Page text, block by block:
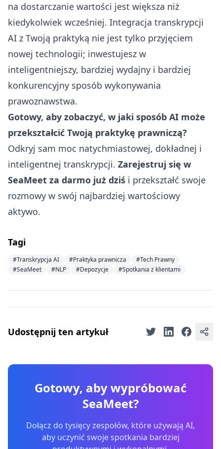
na dostarczanie wartości jest większa niż
kiedykolwiek wcześniej. Integracja transkrypcji
AI z Twoją praktyką nie jest tylko przyjęciem
nowej technologii; inwestujesz w
inteligentniejszy, bardziej wydajny i bardziej
konkurencyjny sposób wykonywania
prawoznawstwa.
Gotowy, aby zobaczyć, w jaki sposób AI może
przekształcić Twoją praktykę prawniczą?
Odkryj sam moc natychmiastowej, dokładnej i
inteligentnej transkrypcji. Zarejestruj się w
SeaMeet za darmo już dziś i przekształć swoje
rozmowy w swój najbardziej wartościowy
aktywo.
Tagi
#Transkrypcja AI #Praktyka prawnicza
#Tech Prawny
#SeaMeet
#NLP #Depozycje #Spotkania z klientami
Udostępnij ten artykuł
Gotowy, aby wypróbować
SeaMeet?
Dołącz do tysięcy zespołów, które używają AI,
aby uczynić swoje spotkania bardziej